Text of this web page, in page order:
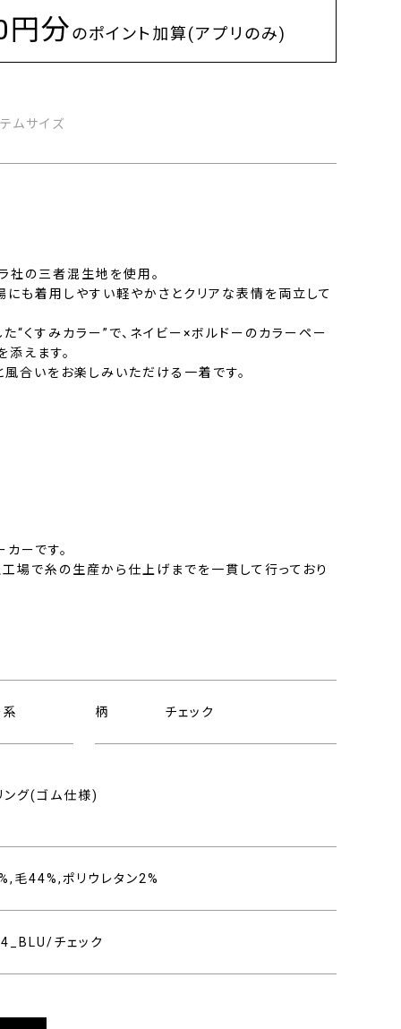
円分のポイント加算(アプリのみ)
ムサイズ
社の三者混生地を使用。
も着用しやすい軽やかさとクリアな表情を両立して
“くすみカラー”で、ネイビー×ボルドーのカラーペー
添えます。
合いをお楽しみいただける一着です。
ーです。
場で糸の生産から仕上げまでを一貫して行っており
系 柄 チェック
ング(ゴム仕様)
毛44%,ポリウレタン2%
チェック